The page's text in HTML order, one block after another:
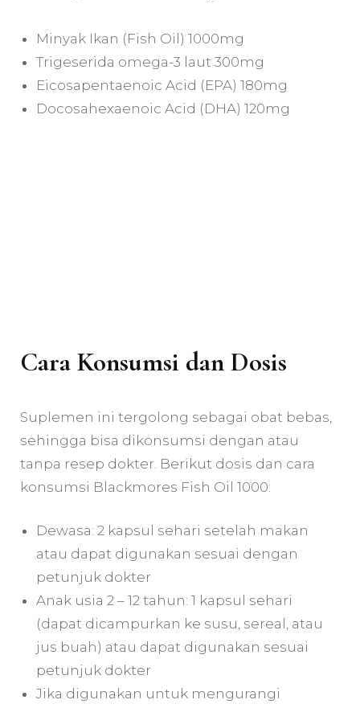
Minyak Ikan (Fish Oil) 1000mg
Trigeserida omega-3 laut 300mg
Eicosapentaenoic Acid (EPA) 180mg
Docosahexaenoic Acid (DHA) 120mg
Cara Konsumsi dan Dosis
Suplemen ini tergolong sebagai obat bebas,
sehingga bisa dikonsumsi dengan atau
tanpa resep dokter. Berikut dosis dan cara
konsumsi Blackmores Fish Oil 1000:
Dewasa: 2 kapsul sehari setelah makan
atau dapat digunakan sesuai dengan
petunjuk dokter
Anak usia 2 – 12 tahun: 1 kapsul sehari
(dapat dicampurkan ke susu, sereal, atau
jus buah) atau dapat digunakan sesuai
petunjuk dokter
Jika digunakan untuk mengurangi